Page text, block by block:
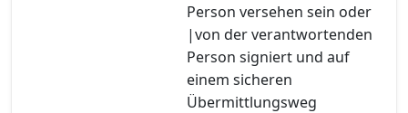
Person versehen sein oder
|von der verantwortenden
Person signiert und auf
einem sicheren
Übermittlungsweg